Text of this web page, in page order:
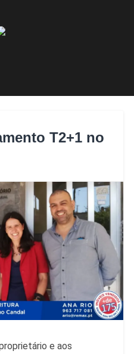
T2+1 no
e aos